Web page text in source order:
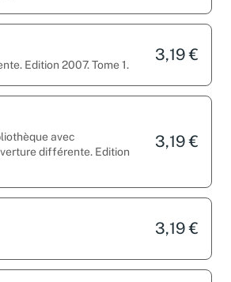
Edition 2007. Tome 1.
3,19 €
avec
différente. Edition
3,19 €
3,19 €